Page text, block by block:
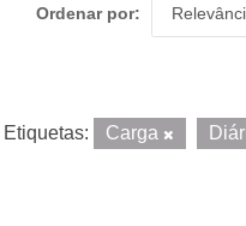
Ordenar por
Etiquetas: Carga